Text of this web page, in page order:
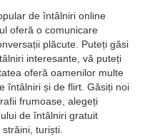
de întâlniri online
oferă o comunicare
plăcute. Puteți găsi
interesante, vă puteți
oferă oamenilor multe
întâlniri și de flirt. Găsiți noi
frumoase, alegeți
de întâlniri gratuit
turiști.